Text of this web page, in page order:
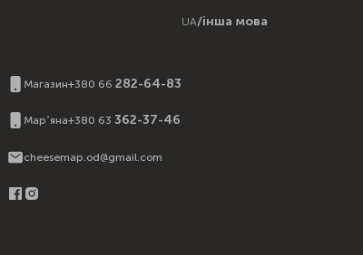
UA/інша мова
Магазин+380 66 282-64-83
Марʼяна+380 63 362-37-46
cheesemap.od@gmail.com